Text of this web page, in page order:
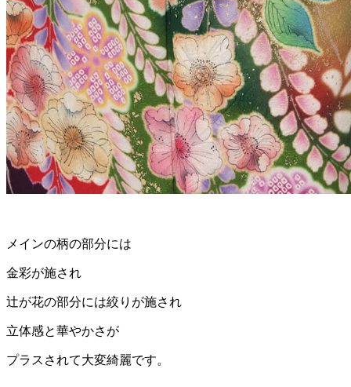
メインの柄の部分には
金彩が施され
辻が花の部分には絞りが施され
立体感と華やかさが
プラスされて大変綺麗です。